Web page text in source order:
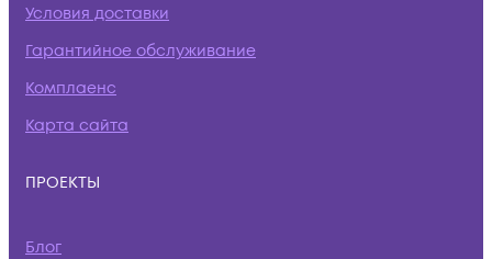
Условия доставки
Гарантийное обслуживание
Комплаенс
Карта сайта
ПРОЕКТЫ
Блог